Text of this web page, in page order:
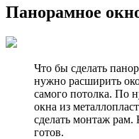
Панорамное
Что бы сделать
нужно расширить
самого потолка. По
окна из
сделать монтаж
готов.